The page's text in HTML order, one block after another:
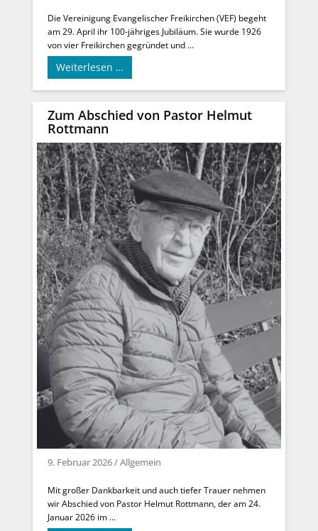
Die Vereinigung Evangelischer Freikirchen (VEF) begeht
am 29. April ihr 100-jähriges Jubiläum. Sie wurde 1926
von vier Freikirchen gegründet und ...
Weiterlesen …
Zum Abschied von Pastor Helmut
Rottmann
9. Februar 2026/Allgemein
Mit großer Dankbarkeit und auch tiefer Trauer nehmen
wir Abschied von Pastor Helmut Rottmann, der am 24.
Januar 2026 im ...